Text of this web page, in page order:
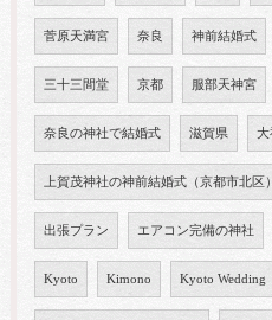
菅原天満宮 奈良 神前結婚式
三十三間堂 京都 服部天神宮
奈良の神社で結婚式 滋賀県 大
上賀茂神社の神前結婚式（京都市北区）
出張プラン エアコン完備の神社
Kyoto Kimono Kyoto Wedding